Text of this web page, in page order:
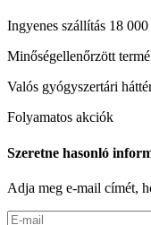
Ingyenes szállítás 18
Minőségellenőrzött
Valós gyógyszertári
Folyamatos akciók
Szeretne hasonló
Adja meg e-mail címét,